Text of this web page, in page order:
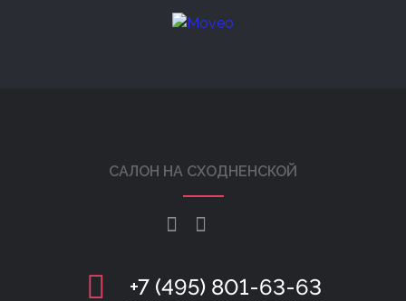
САЛОН НА СХОДНЕНСКОЙ
+7 (495) 801-63-63